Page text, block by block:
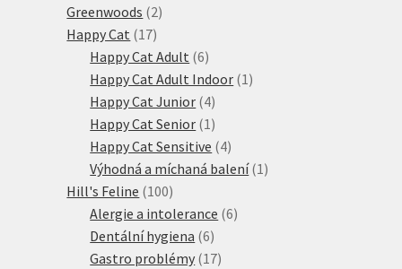
Greenwoods 22
Happy Cat 1717
produktů
Happy Cat Adult 66
produktů
Happy Cat Adult Indoor 1 1
Happy Cat Junior 44
produkty
Happy Cat Senior 1 1
produkt
Happy Cat Sensitive 44
produkty
Výhodná a míchaná balení 1 1
Hill's Feline 100100
produktů
Alergie a intolerance 66
Dentální hygiena 66
produktů
Gastro problémy 1717